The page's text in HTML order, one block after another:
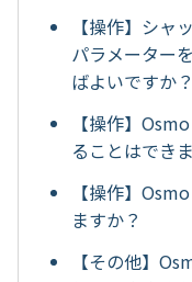
【操作】シャ
パラメーター
ばよいですか？
【操作】
ることはでき
【操作】
ますか？
【その他】